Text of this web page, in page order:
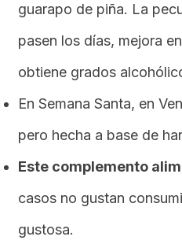
guarapo de piña. La
pasen los días, mejora
obtiene grados
En Semana Santa, en
pero hecha a base de
Este complemento
casos no gustan
gustosa.